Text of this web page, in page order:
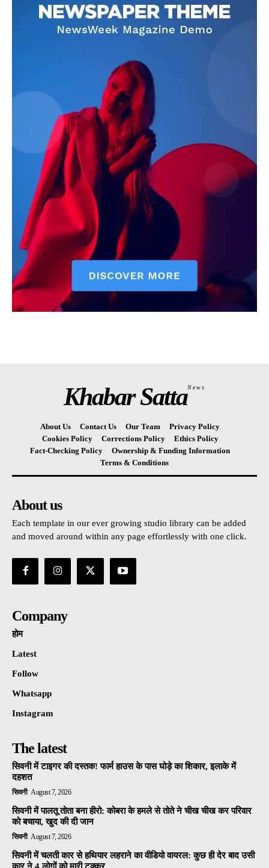
Khabar SattaNews
About Us Contact Us Our Team
Privacy Policy
Cookies Policy
Corrections Policy
Ethics Policy
Fact-Checking Policy
Ownership & Funding Information
Terms & Conditions
About us
Each template in our ever growing studio library can be added
and moved around within any page effortlessly with one click.
Company
होम
Latest
Follow
Whatsapp
Instagram
The latest
सिवनी में टाइगर की दस्तक! फार्म हाउस के पास घोड़े का शिकार, इलाके में
दहशत
सिवनी August 7, 2026
सिवनी में पालतू तोता बना हीरो: कोबरा के हमले से तोते ने चीख चीख कर परिवार
को बचाया, खुद की दी जान
सिवनी August 7, 2026
सिवनी में चलती कार से हथियार लहराने का वीडियो वायरल: कुछ ही देर बाद उसी